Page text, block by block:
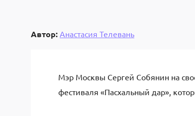
Автор: Анастасия Телевань
Мэр Москвы Сергей Собянин на
фестиваля «Пасхальный дар»,